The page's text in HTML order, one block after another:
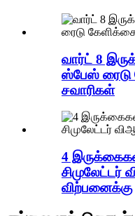
வார்ட் 8
ஸ்பேஸ் ரைடு
சவாரிகள்
4
சிமுலேட்டர்
விற்பனைக்கு